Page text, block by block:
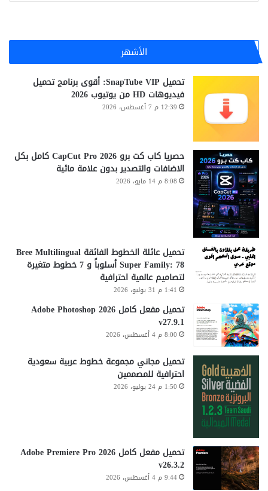
الأشهر
تحميل SnapTube VIP: أقوى برنامج تحميل
فيديوهات HD من يوتيوب 2026
12:39 م 7 أغسطس، 2026
حصريا كاب كت برو CapCut Pro 2026 كامل بكل
الاضافات والتصدير بدون علامة مائية
8:08 م 14 مايو، 2026
تحميل عائلة الخطوط الفائقة Bree Multilingual
Super Family: 78 أسلوباً و 7 خطوط متغيرة
لتصاميم عالمية احترافية
1:41 م 31 يوليو، 2026
تحميل مفعل كامل Adobe Photoshop 2026
v27.9.1
8:00 م 4 أغسطس، 2026
تحميل مجاني مجموعة خطوط عربية سعودية
احترافية للمصممين
1:50 م 24 يوليو، 2026
تحميل مفعل كامل Adobe Premiere Pro 2026
v26.3.2
9:44 م 4 أغسطس، 2026